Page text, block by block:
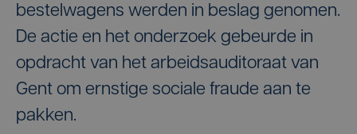
bestelwagens werden in beslag genomen.
De actie en het onderzoek gebeurde in
opdracht van het arbeidsauditoraat van
Gent om ernstige sociale fraude aan te
pakken.